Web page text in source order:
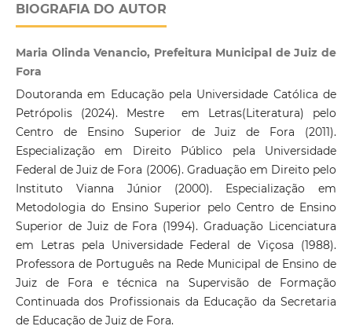
BIOGRAFIA DO AUTOR
Maria Olinda Venancio, Prefeitura Municipal de Juiz de
Fora
Doutoranda em Educação pela Universidade Católica de
Petrópolis (2024). Mestre em Letras(Literatura) pelo
Centro de Ensino Superior de Juiz de Fora (2011).
Especialização em Direito Público pela Universidade
Federal de Juiz de Fora (2006). Graduação em Direito pelo
Instituto Vianna Júnior (2000). Especialização em
Metodologia do Ensino Superior pelo Centro de Ensino
Superior de Juiz de Fora (1994). Graduação Licenciatura
em Letras pela Universidade Federal de Viçosa (1988).
Professora de Português na Rede Municipal de Ensino de
Juiz de Fora e técnica na Supervisão de Formação
Continuada dos Profissionais da Educação da Secretaria
de Educação de Juiz de Fora.